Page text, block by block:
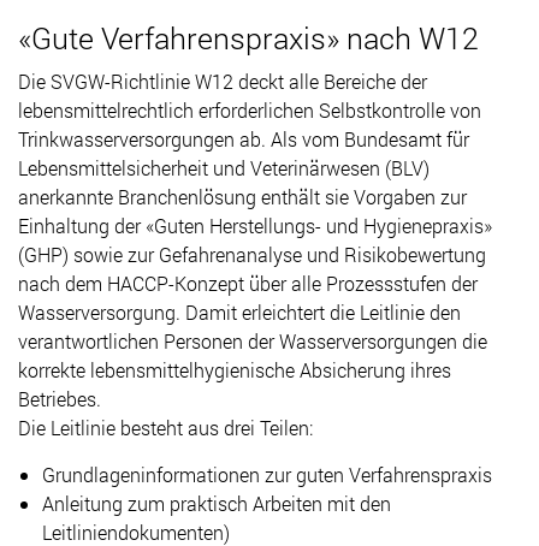
«Gute Verfahrenspraxis» nach W12
Die SVGW-Richtlinie W12 deckt alle Bereiche der
lebensmittelrechtlich erforderlichen Selbstkontrolle von
Trinkwasserversorgungen ab. Als vom Bundesamt für
Lebensmittelsicherheit und Veterinärwesen (BLV)
anerkannte Branchenlösung enthält sie Vorgaben zur
Einhaltung der «Guten Herstellungs- und Hygienepraxis»
(GHP) sowie zur Gefahrenanalyse und Risikobewertung
nach dem HACCP-Konzept über alle Prozessstufen der
Wasserversorgung. Damit erleichtert die Leitlinie den
verantwortlichen Personen der Wasserversorgungen die
korrekte lebensmittelhygienische Absicherung ihres
Betriebes.
Die Leitlinie besteht aus drei Teilen:
Grundlageninformationen zur guten Verfahrenspraxis
Anleitung zum praktisch Arbeiten mit den
Leitliniendokumenten)